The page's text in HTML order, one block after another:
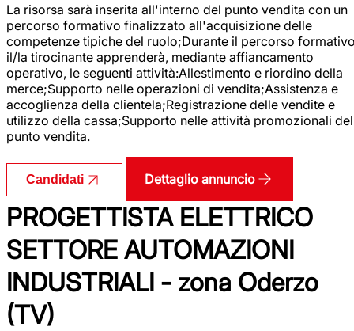
La risorsa sarà inserita all'interno del punto vendita con un
percorso formativo finalizzato all'acquisizione delle
competenze tipiche del ruolo;Durante il percorso
il/la tirocinante apprenderà, mediante affiancamento
operativo, le seguenti attività:Allestimento e riordino della
merce;Supporto nelle operazioni di vendita;Assistenza e
accoglienza della clientela;Registrazione delle vendite e
utilizzo della cassa;Supporto nelle attività promozionali del
punto vendita.
Candidati Dettaglio annuncio
PROGETTISTA ELETTRICO
SETTORE AUTOMAZIONI
INDUSTRIALI - zona Oderzo
(TV)